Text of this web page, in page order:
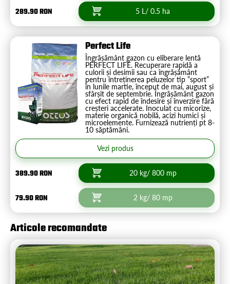
289.90 RON 5 L/ 0.5 ha
Perfect Life
Îngrășământ gazon cu eliberare lentă
PERFECT LIFE. Recuperare rapidă a
culorii și desimii sau ca îngrășământ
pentru întreținerea peluzelor tip ”sport”
în lunile martie, început de mai, august și
sfârșit de septembrie. Îngrășământ gazon
cu efect rapid de îndesire și înverzire fără
creșteri accelerate. Inoculat cu micorize,
materie organică nobilă, acizi humici și
microelemente. Furnizează nutrienți pt 8-
10 săptămâni.
Vezi produs
389.90 RON 20 kg/ 800 mp
79.90 RON 2 kg/ 80 mp
Articole recomandate